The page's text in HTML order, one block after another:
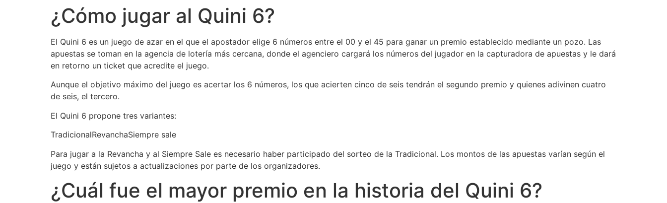
¿Cómo jugar al Quini 6?
El Quini 6 es un juego de azar en el que el apostador elige 6 números entre el 00 y el 45 para ganar un premio establecido mediante un pozo. Las
apuestas se toman en la agencia de lotería más cercana, donde el agenciero cargará los números del jugador en la capturadora de apuestas y le dará
en retorno un ticket que acredite el juego.
Aunque el objetivo máximo del juego es acertar los 6 números, los que acierten cinco de seis tendrán el segundo premio y quienes adivinen cuatro
de seis, el tercero.
El Quini 6 propone tres variantes:
TradicionalRevanchaSiempre sale
Para jugar a la Revancha y al Siempre Sale es necesario haber participado del sorteo de la Tradicional. Los montos de las apuestas varían según el
juego y están sujetos a actualizaciones por parte de los organizadores.
¿Cuál fue el mayor premio en la historia del Quini 6?